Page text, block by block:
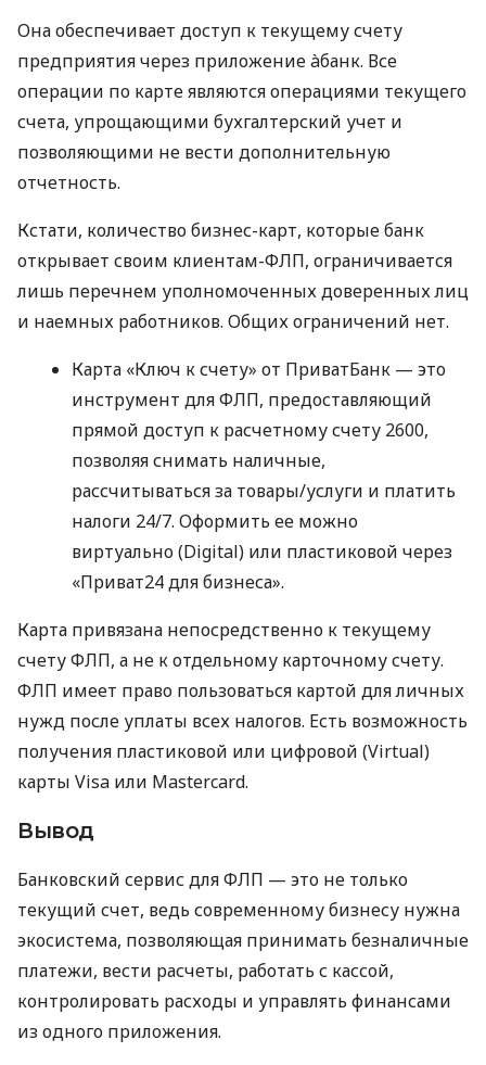
Она обеспечивает доступ к текущему счету
предприятия через приложение àбанк. Все
операции по карте являются операциями текущего
счета, упрощающими бухгалтерский учет и
позволяющими не вести дополнительную
отчетность.
Кстати, количество бизнес-карт, которые банк
открывает своим клиентам-ФЛП, ограничивается
лишь перечнем уполномоченных доверенных лиц
и наемных работников. Общих ограничений нет.
Карта «Ключ к счету» от ПриватБанк — это
инструмент для ФЛП, предоставляющий
прямой доступ к расчетному счету 2600,
позволяя снимать наличные,
рассчитываться за товары/услуги и платить
налоги 24/7. Оформить ее можно
виртуально (Digital) или пластиковой через
«Приват24 для бизнеса».
Карта привязана непосредственно к текущему
счету ФЛП, а не к отдельному карточному счету.
ФЛП имеет право пользоваться картой для личных
нужд после уплаты всех налогов. Есть возможность
получения пластиковой или цифровой (Virtual)
карты Visa или Mastercard.
Вывод
Банковский сервис для ФЛП — это не только
текущий счет, ведь современному бизнесу нужна
экосистема, позволяющая принимать безналичные
платежи, вести расчеты, работать с кассой,
контролировать расходы и управлять финансами
из одного приложения.